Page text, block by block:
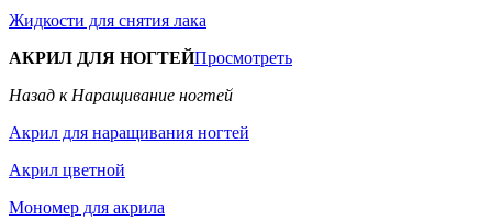
Жидкости для снятия лака
АКРИЛ ДЛЯ НОГТЕЙПросмотреть
Назад к Наращивание ногтей
Акрил для наращивания ногтей
Акрил цветной
Мономер для акрила